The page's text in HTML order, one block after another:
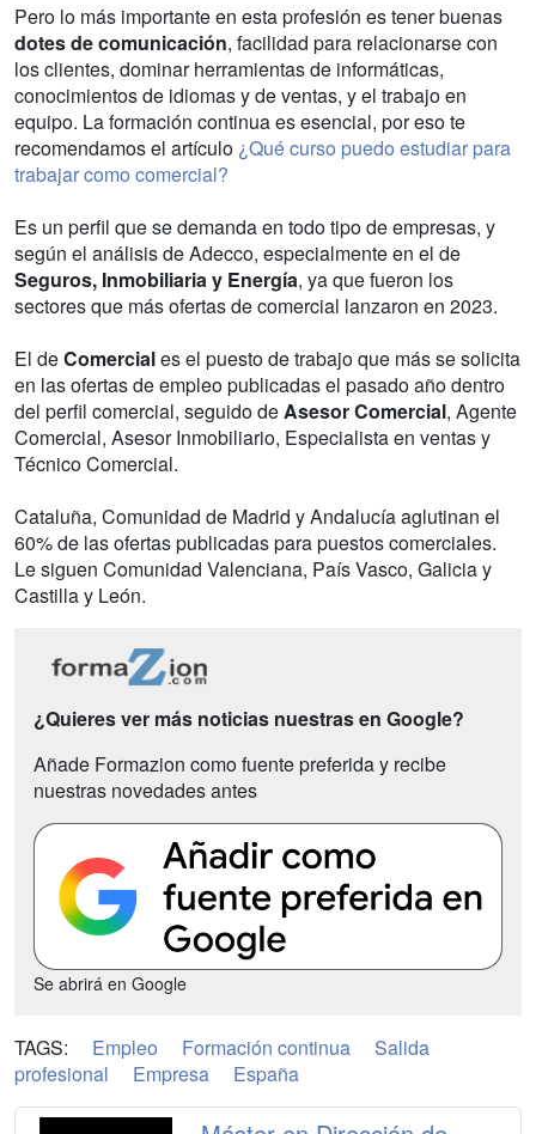
Pero lo más importante en esta profesión es tener buenas
dotes de comunicación, facilidad para relacionarse con
los clientes, dominar herramientas de informáticas,
conocimientos de idiomas y de ventas, y el trabajo en
equipo. La formación continua es esencial, por eso te
recomendamos el artículo ¿Qué curso puedo estudiar para
trabajar como comercial?
Es un perfil que se demanda en todo tipo de empresas, y
según el análisis de Adecco, especialmente en el de
Seguros, Inmobiliaria y Energía, ya que fueron los
sectores que más ofertas de comercial lanzaron en 2023.
El deComerciales el puesto de trabajo que más se solicita
en las ofertas de empleo publicadas el pasado año dentro
del perfil comercial, seguido de Asesor Comercial, Agente
Comercial, Asesor Inmobiliario, Especialista en ventas y
Técnico Comercial.
Cataluña, Comunidad de Madrid y Andalucía aglutinan el
60% de las ofertas publicadas para puestos comerciales.
Le siguen Comunidad Valenciana, País Vasco, Galicia y
Castilla y León.
¿Quieres ver más noticias nuestras en Google?
Añade Formazion como fuente preferida y recibe
nuestras novedades antes
Se abrirá en Google
TAGS: Empleo Formación continua
Salida
profesional
Empresa España